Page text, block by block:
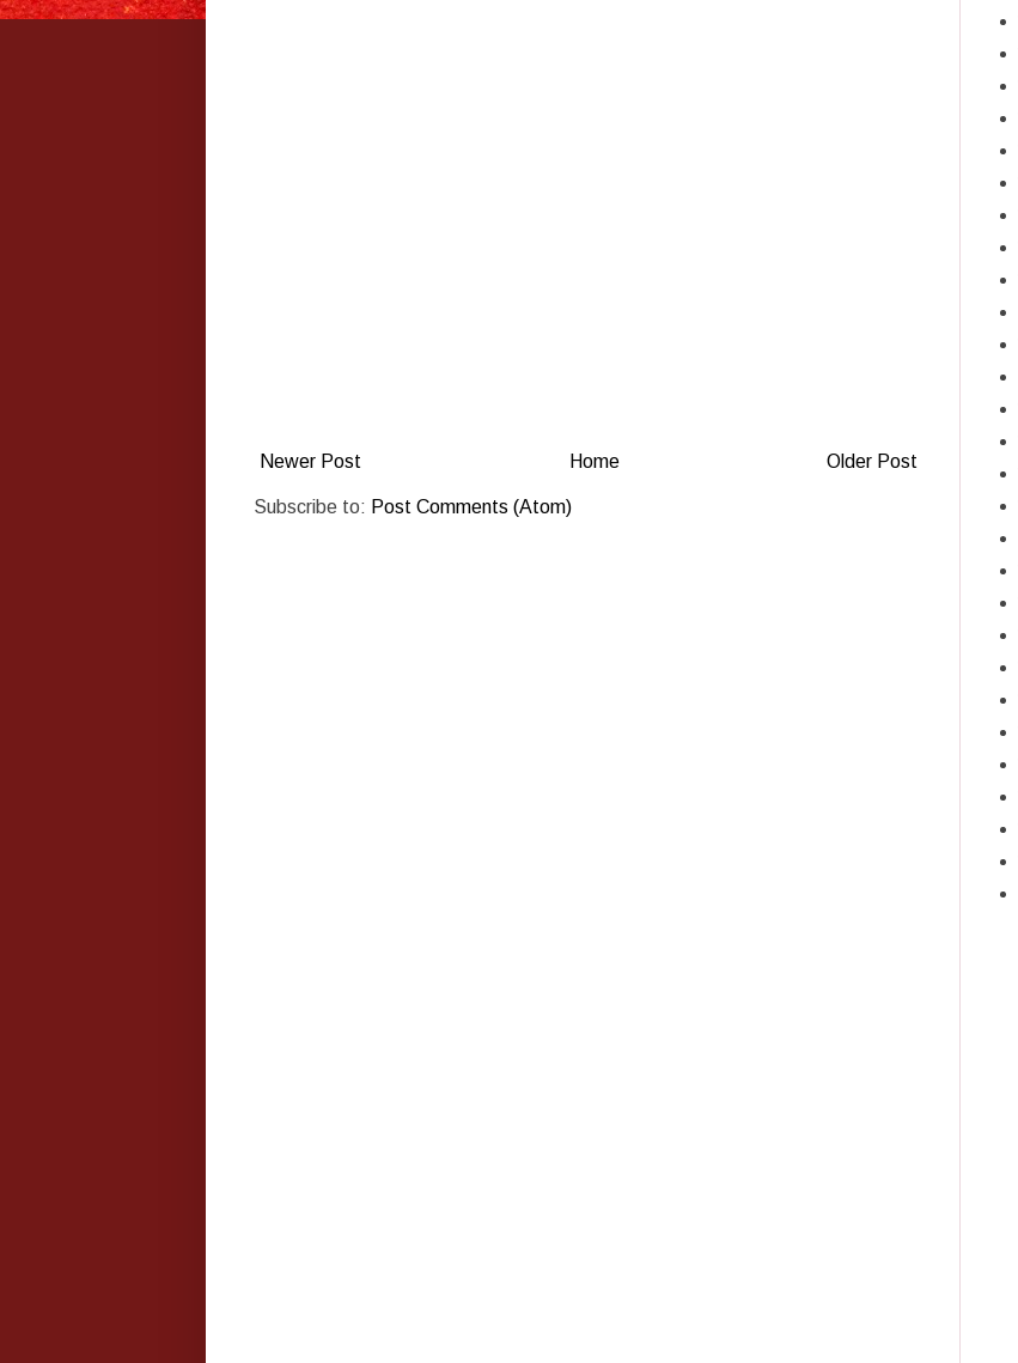
Newer Post Older Post
Home
Subscribe to: Post Comments (Atom)